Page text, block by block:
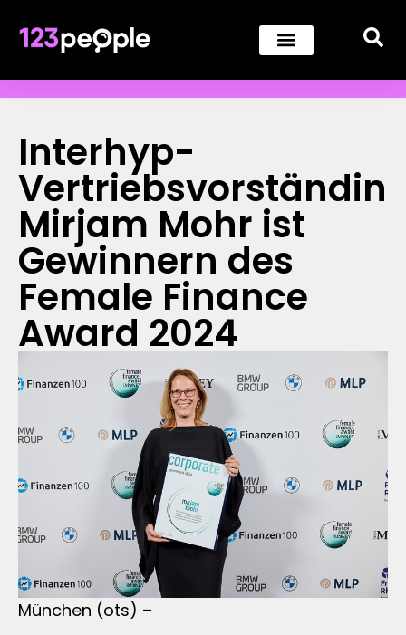
Interhyp-
Vertriebsvorständin
Mirjam Mohr ist
Gewinnern des
Female Finance
Award 2024
München (ots) –